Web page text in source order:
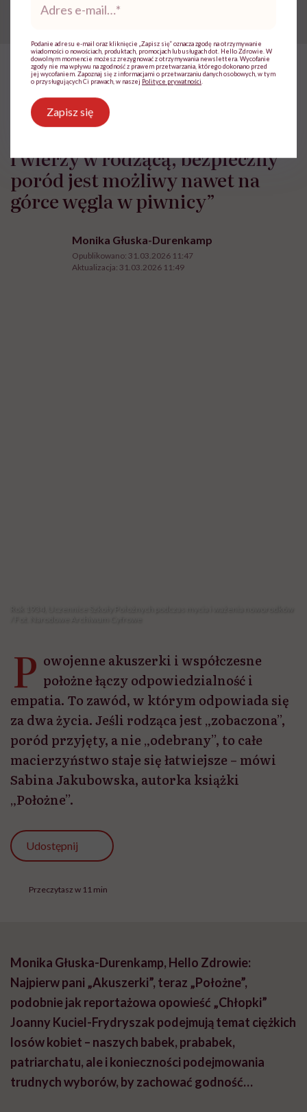
HelloZdrowie: Życie › Społeczeństwo › Sabina Jakubowska:
Sabina Jakubowska: „Jeśli
położna jest wystarczająco silna
i wierzy w rodzącą, bezpieczny
poród jest możliwy nawet na
górce węgla w piwnicy”
Monika Głuska-Durenkamp
Opublikowano: 31.03.2026 11:47
Aktualizacja: 31.03.2026 11:49
P owojenne akuszerki i współczesne
położne łączy odpowiedzialność i
empatia. To zawód, w którym odpowiada się
za dwa życia. Jeśli rodząca jest „zobaczona”,
poród przyjęty, a nie „odebrany”, to całe
macierzyństwo staje się łatwiejsze – mówi
Sabina Jakubowska, autorka książki
„Położne”.
Udostępnij
Przeczytasz w 11 min
Monika Głuska-Durenkamp, Hello Zdrowie:
Najpierw pani „Akuszerki”, teraz „Położne”,
podobnie jak reportażowa opowieść „Chłopki”
Joanny Kuciel-Frydryszak podejmują temat ciężkich
losów kobiet – naszych babek, prababek,
patriarchatu, ale i konieczności podejmowania
trudnych wyborów, by zachować godność…
mail*
Podanie adresu e-mail oraz kliknięcie „Zapisz się” oznacza zgodę na otrzymywanie
wiadomości o nowościach, produktach, promocjach lub usługach dot. Hello Zdrowie. W
dowolnym momencie możesz zrezygnować z otrzymywania newslettera. Wycofanie
zgody nie ma wpływu na zgodność z prawem przetwarzania, którego dokonano przed
jej wycofaniem. Zapoznaj się z informacjami o przetwarzaniu danych osobowych, w tym
o przysługujących Ci prawach, w naszej Polityce prywatności
Zapisz się